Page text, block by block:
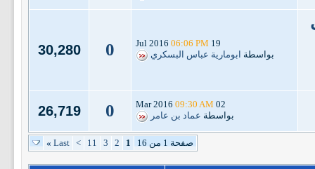
19 Jul 2016
06:06 PM
بواسطة ابومارية عباس البسكري 0
30,280
02 Mar 2016
09:30 AM
بواسطة عماد بن عامر 0
26,719
صفحة 1 من 16 1
2
3
11
>
Last
»